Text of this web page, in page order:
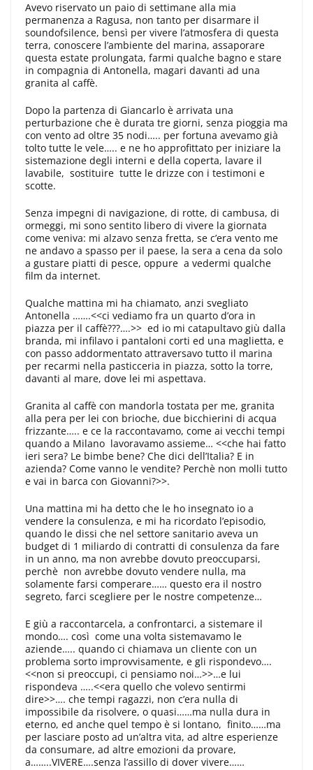
Avevo riservato un paio di settimane alla mia
permanenza a Ragusa, non tanto per disarmare il
soundofsilence, bensì per vivere l’atmosfera di questa
terra, conoscere l’ambiente del marina, assaporare
questa estate prolungata, farmi qualche bagno e stare
in compagnia di Antonella, magari davanti ad una
granita al caffè.
Dopo la partenza di Giancarlo è arrivata una
perturbazione che è durata tre giorni, senza pioggia ma
con vento ad oltre 35 nodi….. per fortuna avevamo già
tolto tutte le vele….. e ne ho approfittato per iniziare la
sistemazione degli interni e della coperta, lavare il
lavabile, sostituire tutte le drizze con i testimoni e
scotte.
Senza impegni di navigazione, di rotte, di cambusa, di
ormeggi, mi sono sentito libero di vivere la giornata
come veniva: mi alzavo senza fretta, se c’era vento me
ne andavo a spasso per il paese, la sera a cena da solo
a gustare piatti di pesce, oppure a vedermi qualche
film da internet.
Qualche mattina mi ha chiamato, anzi svegliato
Antonella …….<<ci vediamo fra un quarto d’ora in
piazza per il caffè???….>> ed io mi catapultavo giù dalla
branda, mi infilavo i pantaloni corti ed una maglietta, e
con passo addormentato attraversavo tutto il marina
per recarmi nella pasticceria in piazza, sotto la torre,
davanti al mare, dove lei mi aspettava.
Granita al caffè con mandorla tostata per me, granita
alla pera per lei con brioche, due bicchierini di acqua
frizzante….. e ce la raccontavamo, come ai vecchi tempi
quando a Milano lavoravamo assieme… <<che hai fatto
ieri sera? Le bimbe bene? Che dici dell’Italia? E in
azienda? Come vanno le vendite? Perchè non molli tutto
e vai in barca con Giovanni?>>.
Una mattina mi ha detto che le ho insegnato io a
vendere la consulenza, e mi ha ricordato l’episodio,
quando le dissi che nel settore sanitario aveva un
budget di 1 miliardo di contratti di consulenza da fare
in un anno, ma non avrebbe dovuto preoccuparsi,
perchè non avrebbe dovuto vendere nulla, ma
solamente farsi comperare…… questo era il nostro
segreto, farci scegliere per le nostre competenze…
E giù a raccontarcela, a confrontarci, a sistemare il
mondo…. così come una volta sistemavamo le
aziende….. quando ci chiamava un cliente con un
problema sorto improvvisamente, e gli rispondevo….
<<non si preoccupi, ci pensiamo noi…>>…e lui
rispondeva …..<<era quello che volevo sentirmi
dire>>…. che tempi ragazzi, non c’era nulla di
impossibile da risolvere, o quasi……ma nulla dura in
eterno, ed anche quel tempo è si lontano, finito……ma
per lasciare posto ad un’altra vita, ad altre esperienze
da consumare, ad altre emozioni da provare,
a……..VIVERE….senza l’assillo di dover vivere……